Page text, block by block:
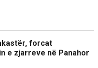
forcat
e zjarreve në Panahor